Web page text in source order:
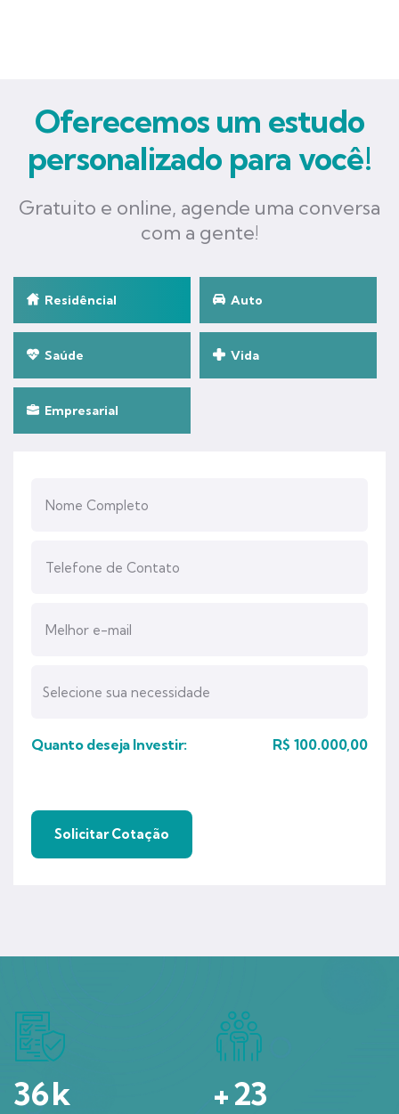
Oferecemos um estudo
personalizado para você!
Gratuito e online, agende uma conversa
com a gente!
Residêncial Auto
Saúde Vida
Empresarial
Quanto deseja Investir: R$ 100.000,00
36k +23